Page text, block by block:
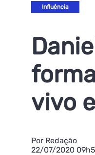
Influência
vivo
Por Redação
22/07/2020